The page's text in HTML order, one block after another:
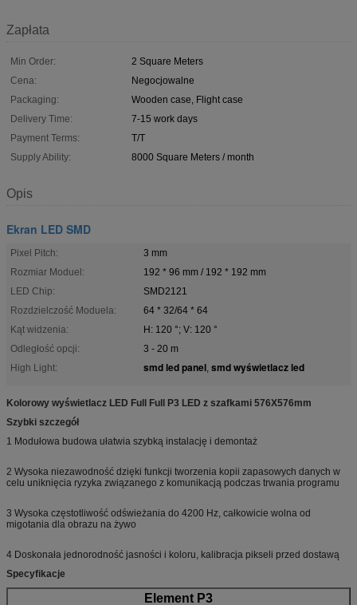
Zapłata
Min Order:
2 Square Meters
Cena:
Negocjowalne
Packaging:
Wooden case, Flight case
Delivery Time:
7-15 work days
Payment Terms:
T/T
Supply Ability:
8000 Square Meters / month
Opis
Ekran LED SMD
Pixel Pitch:
3 mm
Rozmiar Moduel:
192 * 96 mm / 192 * 192 mm
LED Chip:
SMD2121
Rozdzielczość Moduela:
64 * 32/64 * 64
Kąt widzenia:
H: 120 °; V: 120 °
Odległość opcji:
3 - 20 m
High Light:
smd led panel, smd wyświetlacz led
Kolorowy wyświetlacz LED Full Full P3 LED z szafkami 576X576mm
Szybki szczegół
1 Modułowa budowa ułatwia szybką instalację i demontaż
2 Wysoka niezawodność dzięki funkcji tworzenia kopii zapasowych danych w
celu uniknięcia ryzyka związanego z komunikacją podczas trwania programu
3 Wysoka częstotliwość odświeżania do 4200 Hz, całkowicie wolna od
migotania dla obrazu na żywo
4 Doskonała jednorodność jasności i koloru, kalibracja pikseli przed dostawą
Specyfikacje
Element P3